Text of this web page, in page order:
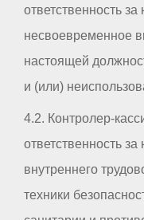
ответственность
несвоевременное
настоящей
и (или)
4.2. Контролер-
ответственность
внутреннего
техники